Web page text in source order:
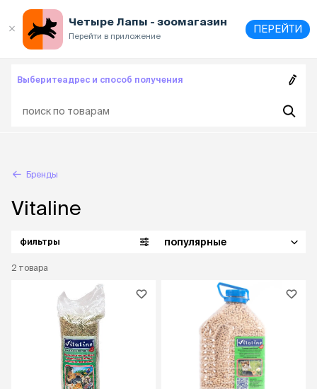
Четыре Лапы - зоомагазин
Перейти в приложение
ПЕРЕЙТИ
Выберитеадрес и способ получения
Бренды
Vitaline
2 товара
фильтры популярные